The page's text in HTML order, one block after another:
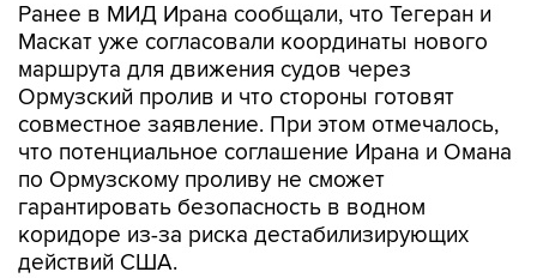
Ранее в МИД Ирана сообщали, что Тегеран и
Маскат уже согласовали координаты нового
маршрута для движения судов через
Ормузский пролив и что стороны готовят
совместное заявление. При этом отмечалось,
что потенциальное соглашение Ирана и Омана
по Ормузскому проливу не сможет
гарантировать безопасность в водном
коридоре из-за риска дестабилизирующих
действий США.